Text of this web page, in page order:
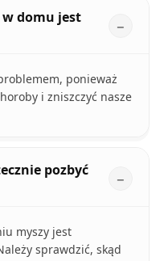
w domu jest
ponieważ
i zniszczyć nasze
pozbyć
myszy jest
sprawdzić, skąd